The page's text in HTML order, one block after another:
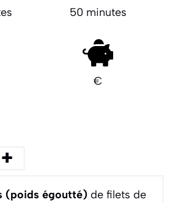
50 minutes
€
+
(poids égoutté) de filets de